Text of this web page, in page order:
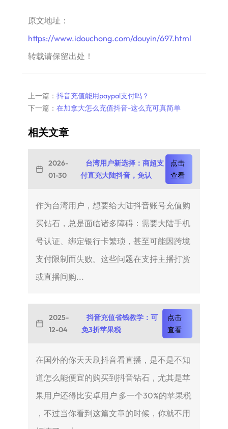
原文地址：
https://www.idouchong.com/douyin/697.html
转载请保留出处！
上一篇： 抖音充值能用paypal支付吗？
下一篇： ​在加拿大怎么充值抖音-这么充可真简单
相关文章
2026-
01-30
台湾用户新选择：商超支
付直充大陆抖音，免认
点击
查看
作为台湾用户，想要给大陆抖音账号充值购
买钻石，总是面临诸多障碍：需要大陆手机
号认证、绑定银行卡繁琐，甚至可能因跨境
支付限制而失败。这些问题在支持主播打赏
或直播间购...
2025-
12-04
抖音充值省钱教学：可
免3折苹果税
点击
查看
在国外的你天天刷抖音看直播，是不是不知
道怎么能便宜的购买到抖音钻石，尤其是苹
果用户还得比安卓用户 多一个30%的苹果税
，不过当你看到这篇文章的时候，你就不用